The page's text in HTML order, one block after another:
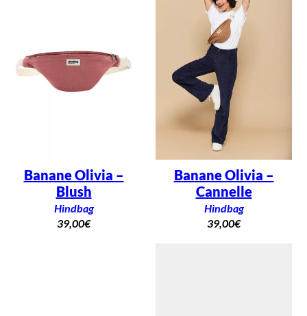
Banane Olivia –
Blush
Hindbag
39,00€
Banane Olivia –
Cannelle
Hindbag
39,00€